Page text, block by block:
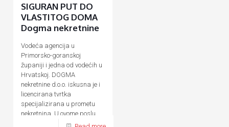
SIGURAN PUT DO
VLASTITOG DOMA
Dogma nekretnine
Vodeća agencija u
Primorsko-goranskoj
županiji i jedna od vodećih u
Hrvatskoj. DOGMA
nekretnine d.o.o. iskusna je i
licencirana tvrtka
specijalizirana u prometu
nekretnina. U ovome poslu
prisutni smo više od 20
[…]